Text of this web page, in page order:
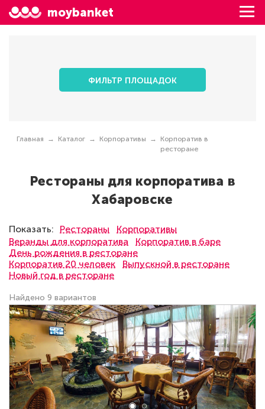
moybanket
ФИЛЬТР ПЛОЩАДОК
Главная Каталог Корпоративы
Корпоратив в
ресторане
Рестораны для корпоратива в
Хабаровске
Показать: Рестораны
Корпоративы
Веранды для корпоратива
Корпоратив в баре
День рождения в ресторане
Корпоратив 20 человек
Выпускной в ресторане
Новый год в ресторане
Найдено 9 вариантов